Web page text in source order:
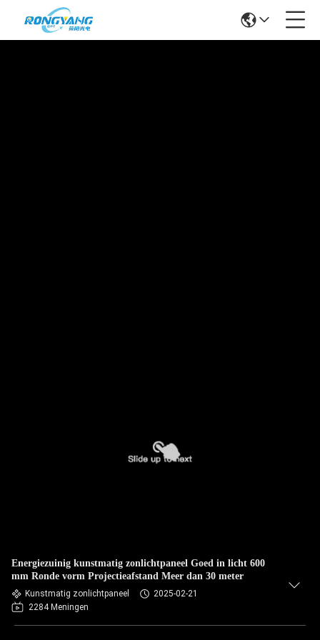
Energiezuinig kunstmatig zonlichtpaneel Goed in licht 600
mm Ronde vorm Projectieafstand Meer dan 30 meter
Kunstmatig zonlichtpaneel
2025-02-21
2284 Meningen